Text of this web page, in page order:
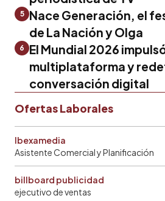
5
Nace Generación, el
de La Nación y Olga
6
El Mundial 2026
multiplataforma y
conversación digital
Ofertas Laborales
Ibexamedia
Asistente Comercial y Planificación
billboard publicidad
ejecutivo de ventas